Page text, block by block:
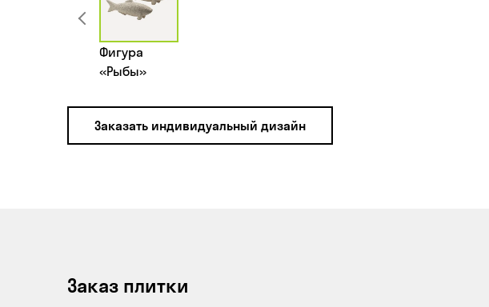
Фигура
«Рыбы»
Заказать индивидуальный дизайн
Заказ плитки